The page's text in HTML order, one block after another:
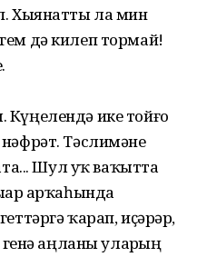
Хыянатты ла мин
дә килеп тормай!
ике тойғо
Тәслимәне
Шул уҡ ваҡытта
арҡаһында
ҡарап, иҫәрҙәр,
генә аңланы уларҙың